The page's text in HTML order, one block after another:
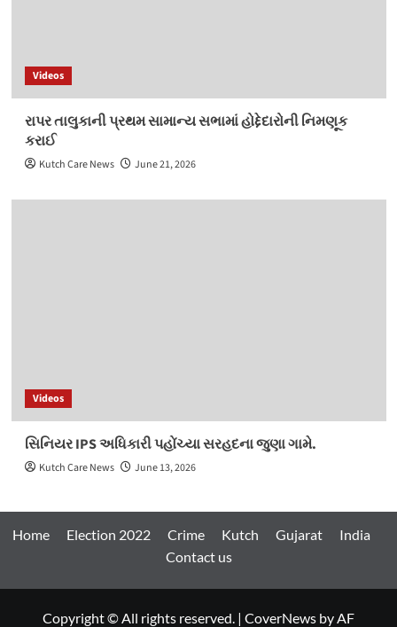
Videos
રાપર તાલુકાની પ્રથમ સામાન્ય સભામાં હોદ્દેદારોની નિમણૂક
કરાઈ
Kutch Care News June 21, 2026
Videos
સિનિયર IPS અધિકારી પહોંચ્યા સરહદના જુણા ગામે.
Kutch Care News June 13, 2026
Home Election 2022 Crime Kutch Gujarat
India
Contact us
Copyright © All rights reserved. | CoverNews by AF